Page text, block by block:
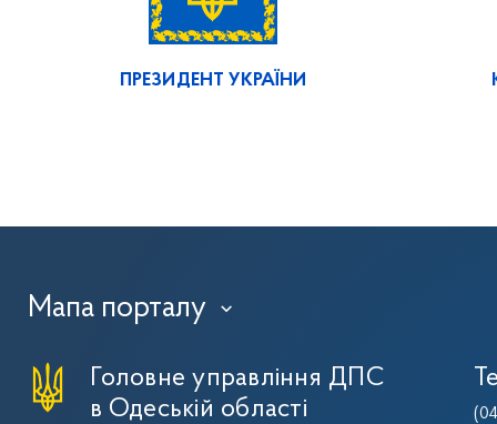
ПРЕЗИДЕНТ УКРАЇНИ
Мапа порталу ›
Головне управління ДПС
в Одеській області